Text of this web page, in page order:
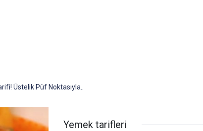
Üstelik Püf Noktasıyla..
Yemek tarifleri